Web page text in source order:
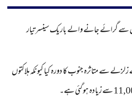
سے گرائے جانے والے باریک سینسر تیار
سے متاثرہ جنوب کا دورہ کیا کیونکہ ہلاکتوں